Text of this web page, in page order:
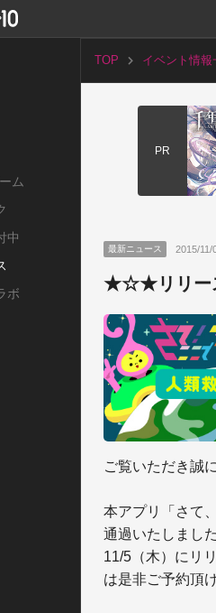
ム
中
ボ
TOP イベント情報
PR
最新ニュース 2015/11/
★☆★リリー
ご覧いただき誠
本アプリ「さて
通過いたしました
11/5（木）にリ
は是非ご予約頂